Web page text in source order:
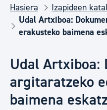
Hasiera
Izapideen
Udal Artxiboa:
erakusteko baimena
Udal Artxiboa:
argitaratzeko
baimena